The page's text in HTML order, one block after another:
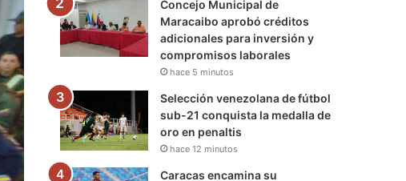
Concejo Municipal de
Maracaibo aprobó créditos
adicionales para inversión y
compromisos laborales
hace 5 minutos
Selección venezolana de fútbol
sub-21 conquista la medalla de
oro en penaltis
hace 12 minutos
Caracas encamina su